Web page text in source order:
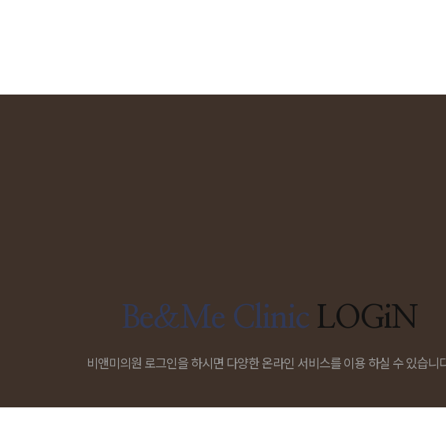
Be&Me Clinic LOGiN
비앤미의원 로그인을 하시면 다양한 온라인 서비스를 이용 하실 수 있습니